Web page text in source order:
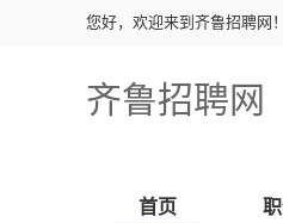
您好，欢迎来到齐鲁招聘网！
齐鲁招聘网
首页